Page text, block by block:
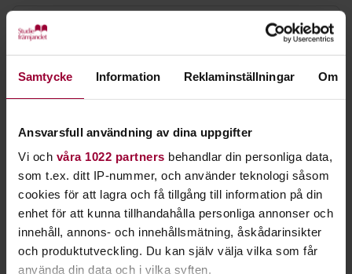
Samtycke Information Reklaminställningar Om
Ansvarsfull användning av dina uppgifter
Vi och våra 1022 partners behandlar din personliga data,
som t.ex. ditt IP-nummer, och använder teknologi såsom
cookies för att lagra och få tillgång till information på din
enhet för att kunna tillhandahålla personliga annonser och
innehåll, annons- och innehållsmätning, åskådarinsikter
och produktutveckling. Du kan själv välja vilka som får
använda din data och i vilka syften.
Förnamn *
Efternamn *
E-postadress *